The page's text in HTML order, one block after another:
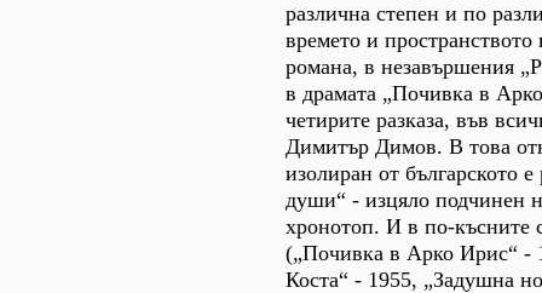
различна степен и по
времето и пространството
романа, в незавършения
в драмата „Почивка в
четирите разказа, във
Димитър Димов. В това
изолиран от българското
души“ - изцяло подчинен
хронотоп. И в по-късните
(„Почивка в Арко Ирис“ -
Коста“ - 1955, „Задушна